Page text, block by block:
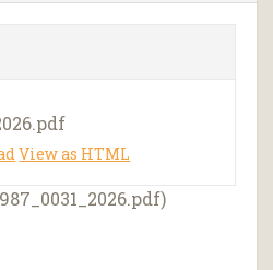
View as HTML